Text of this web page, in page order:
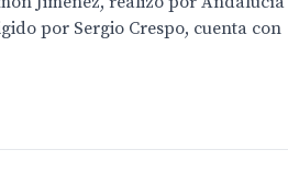
por Sergio Crespo, cuenta con